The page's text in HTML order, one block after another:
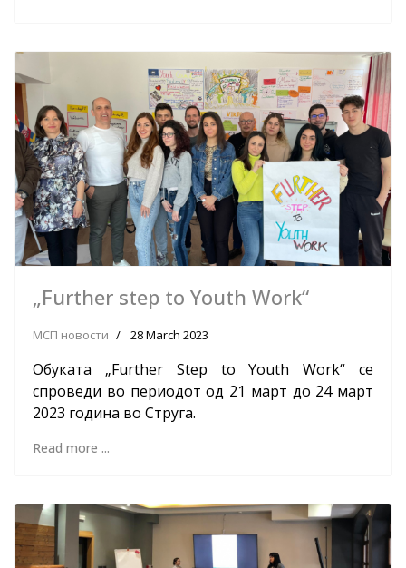
„Further step to Youth Work“
МСП новости 28 March 2023
Обуката „Further Step to Youth Work“ се
спроведи во периодот од 21 март до 24 март
2023 година во Струга.
Read more ...